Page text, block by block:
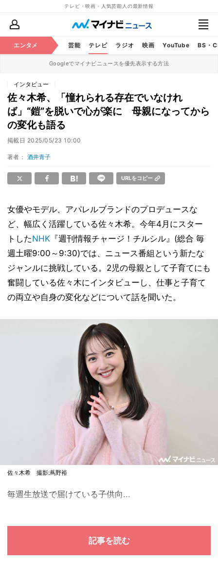
テレビ・映画・人気芸能人の最新情報
エンタメ 芸能 テレビ ラジオ 映画 YouTube BS・
Googleでマイナビニュースを優先表示する方法
インタビュー
佐々木希、「憧れられる存在でいなけれ
ば」“鎧”を脱いで心が楽に 母親になってから
の変化も語る
掲載日 2025/05/23 10:00
著者： 酒井青子
URLをコピー
女優やモデル、アパレルブランドのプロデュースな
ど、幅広く活躍している佐々木希。今年4月にスター
トしたNHK 『週刊情報チャージ！チルシル』(総合 毎
週土曜9:00～9:30)では、ニュース番組という新たな
ジャンルに挑戦している。2児の母親として子育てにも
奮闘している佐々木にインタビューし、仕事と子育て
の両立や自身の変化などについて話を聞いた。
佐々木希 撮影:蔦野裕
毎週生放送で届けている子供向...
記事を読む